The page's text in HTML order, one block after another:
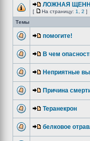
ЛОЖНАЯ
[ На страницу: 1 2 ]
Темы
помогите!
В чем
Неприятные
Причина
Теранекрон
белковое